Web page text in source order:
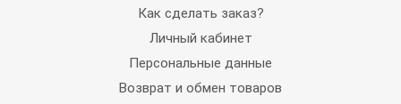
Как сделать заказ?
Личный кабинет
Персональные данные
Возврат и обмен товаров